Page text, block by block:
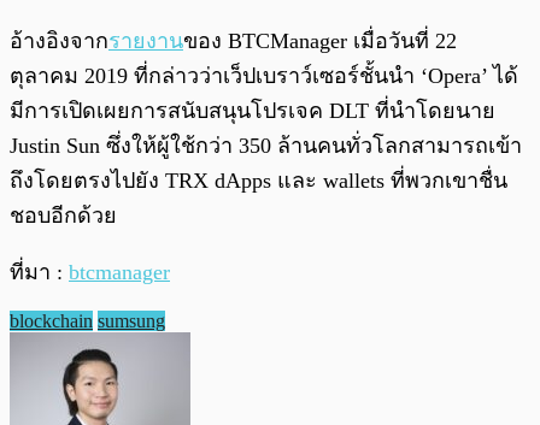
อ้างอิงจากรายงานของ BTCManager เมื่อวันที่ 22
ตุลาคม 2019 ที่กล่าวว่าเว็ปเบราว์เซอร์ชั้นนำ ‘Opera’ ได้
มีการเปิดเผยการสนับสนุนโปรเจค DLT ที่นำโดยนาย
Justin Sun ซึ่งให้ผู้ใช้กว่า 350 ล้านคนทั่วโลกสามารถเข้า
ถึงโดยตรงไปยัง TRX dApps และ wallets ที่พวกเขาชื่น
ชอบอีกด้วย
ที่มา : btcmanager
blockchain sumsung